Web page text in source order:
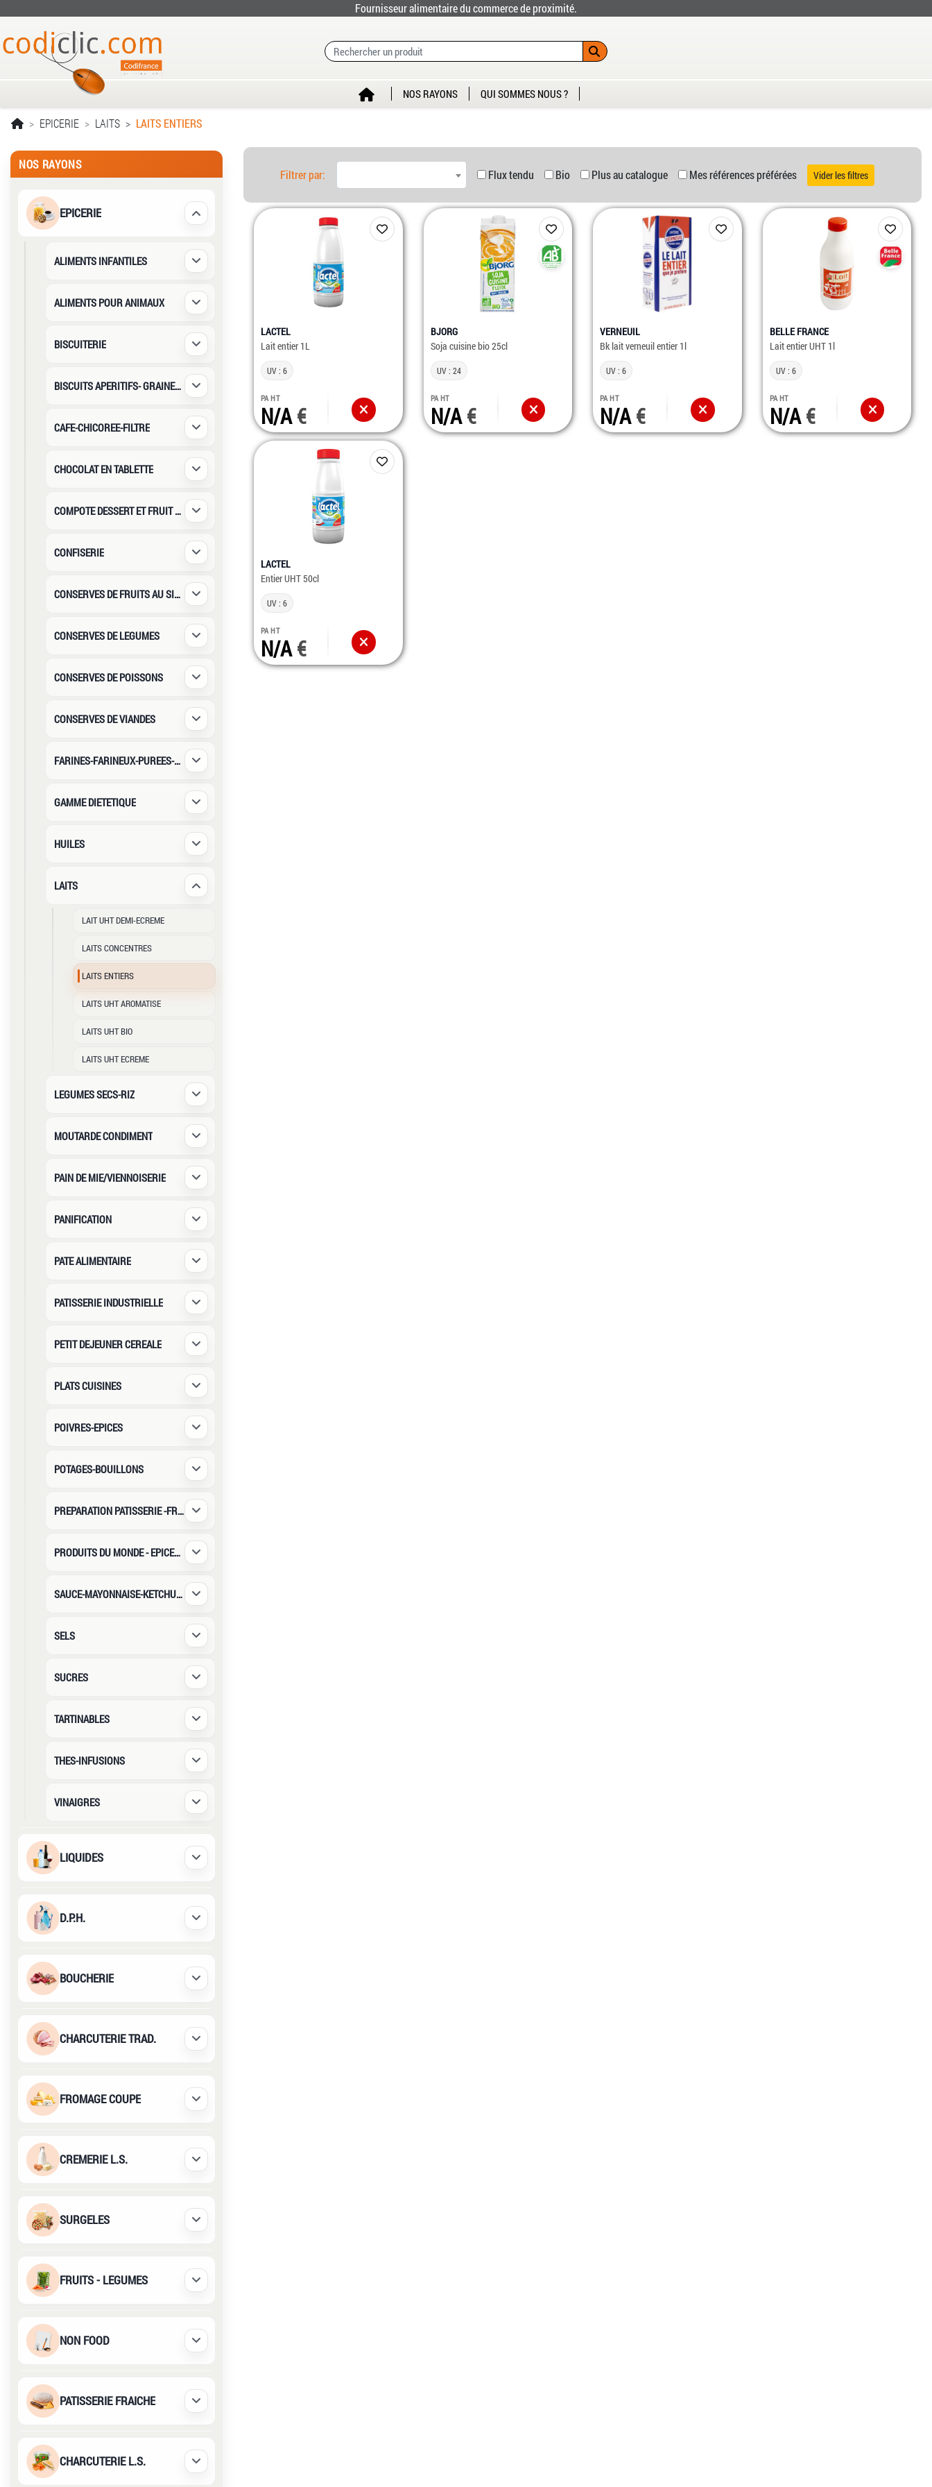
Fournisseur alimentaire du commerce de proximité.
NOS RAYONS QUI SOMMES NOUS ?
EPICERIE LAITS LAITS ENTIERS
NOS RAYONS
EPICERIE Déplier / Replier
ALIMENTS INFANTILES Déplier / Replier
ALIMENTS POUR ANIMAUX Déplier / Replier
BISCUITERIE Déplier / Replier
BISCUITS APERITIFS- GRAINES SA Déplier / Replier
CAFE-CHICOREE-FILTRE Déplier / Replier
CHOCOLAT EN TABLETTE Déplier / Replier
COMPOTE DESSERT ET FRUIT AU SIROP Déplier / Replier
CONFISERIE Déplier / Replier
CONSERVES DE FRUITS AU SIROP Déplier / Replier
CONSERVES DE LEGUMES Déplier / Replier
CONSERVES DE POISSONS Déplier / Replier
CONSERVES DE VIANDES Déplier / Replier
FARINES-FARINEUX-PUREES-SEMOUL Déplier / Replier
GAMME DIETETIQUE Déplier / Replier
HUILES Déplier / Replier
LAITS Déplier / Replier
LAIT UHT DEMI-ECREME
LAITS CONCENTRES
LAITS ENTIERS
LAITS UHT AROMATISE
LAITS UHT BIO
LAITS UHT ECREME
LEGUMES SECS-RIZ Déplier / Replier
MOUTARDE CONDIMENT Déplier / Replier
PAIN DE MIE/VIENNOISERIE Déplier / Replier
PANIFICATION Déplier / Replier
PATE ALIMENTAIRE Déplier / Replier
PATISSERIE INDUSTRIELLE Déplier / Replier
PETIT DEJEUNER CEREALE Déplier / Replier
PLATS CUISINES Déplier / Replier
POIVRES-EPICES Déplier / Replier
POTAGES-BOUILLONS Déplier / Replier
PREPARATION PATISSERIE -FRUITS SECS Déplier / Replier
PRODUITS DU MONDE - EPICERIE Déplier / Replier
SAUCE-MAYONNAISE-KETCHUP-TOMAT Déplier / Replier
SELS Déplier / Replier
SUCRES Déplier / Replier
TARTINABLES Déplier / Replier
THES-INFUSIONS Déplier / Replier
VINAIGRES Déplier / Replier
LIQUIDES Déplier / Replier
D.P.H. Déplier / Replier
BOUCHERIE Déplier / Replier
CHARCUTERIE TRAD. Déplier / Replier
FROMAGE COUPE Déplier / Replier
CREMERIE L.S. Déplier / Replier
SURGELES Déplier / Replier
FRUITS - LEGUMES Déplier / Replier
NON FOOD Déplier / Replier
PATISSERIE FRAICHE Déplier / Replier
CHARCUTERIE L.S. Déplier / Replier
Filtrer par: Flux tendu Bio Plus au catalogue Mes références préférées Vider les filtres
LACTEL
Lait entier 1L
UV : 6
PA HT
N/A
BJORG
Soja cuisine bio 25cl
UV : 24
PA HT
N/A
VERNEUIL
Bk lait verneuil entier 1l
UV : 6
PA HT
N/A
BELLE FRANCE
Lait entier UHT 1l
UV : 6
PA HT
N/A
LACTEL
Entier UHT 50cl
UV : 6
PA HT
N/A